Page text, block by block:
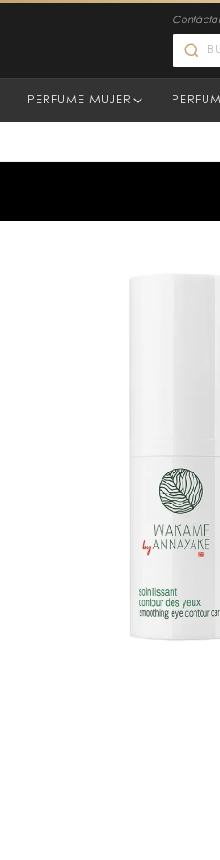
PERFUME MUJER